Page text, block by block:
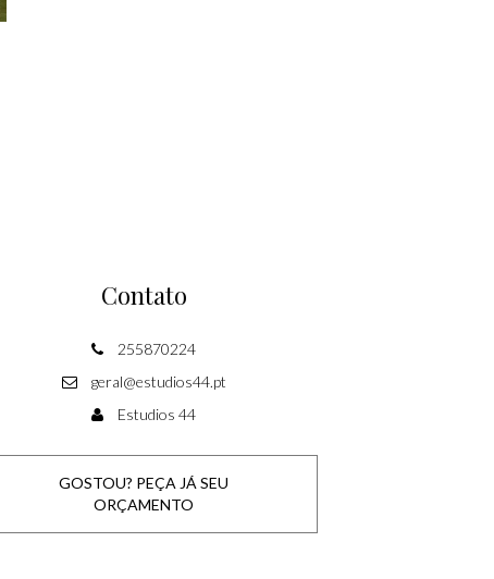
Contato
255870224
geral@estudios44.pt
Estudios 44
GOSTOU? PEÇA JÁ SEU
ORÇAMENTO